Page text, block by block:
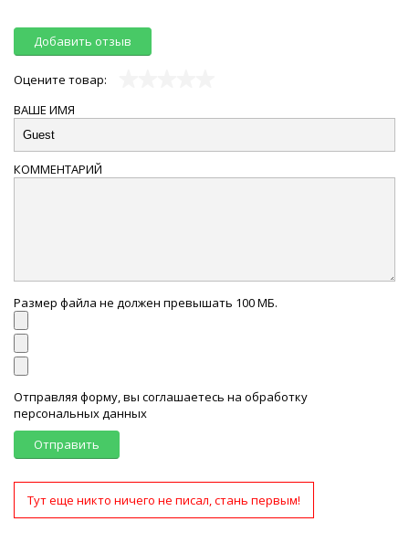
Добавить отзыв
Оцените товар:
ВАШЕ ИМЯ
КОММЕНТАРИЙ
Размер файла не должен превышать 100 МБ.
Отправляя форму, вы соглашаетесь на обработку
персональных данных
Отправить
Тут еще никто ничего не писал, стань первым!